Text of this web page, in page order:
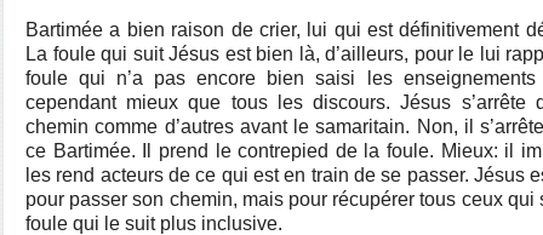
Bartimée a bien raison de crier, lui qui est définitivement
La foule qui suit Jésus est bien là, d’ailleurs, pour le lui
foule qui n’a pas encore bien saisi les
cependant mieux que tous les discours. Jésus
chemin comme d’autres avant le samaritain. Non, il
ce Bartimée. Il prend le contrepied de la foule. Mieux: il
les rend acteurs de ce qui est en train de se passer. Jésus
pour passer son chemin, mais pour récupérer tous ceux qui
foule qui le suit plus inclusive.